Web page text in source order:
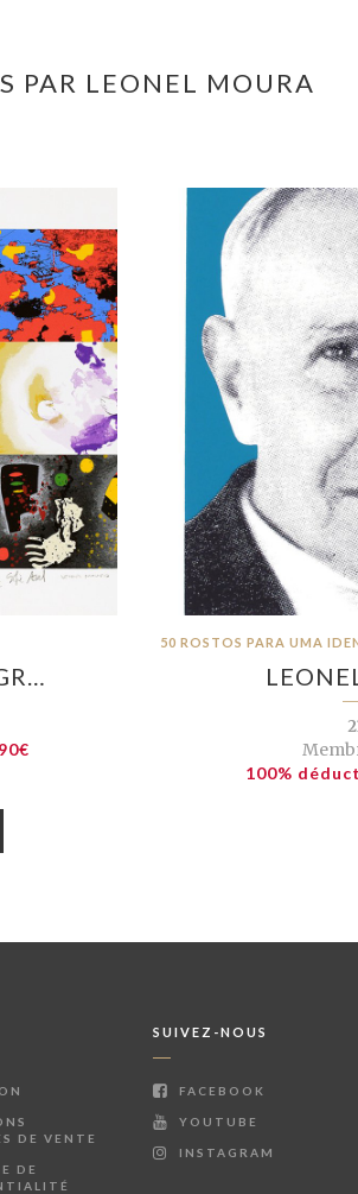
PAR LEONEL MOURA
50 ROSTOS PARA UMA
100%
DE VENTE
DE
SUIVEZ-NOUS
FACEBOOK
YOUTUBE
INSTAGRAM